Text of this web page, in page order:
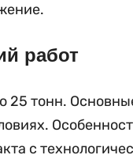
работ
25 тонн.
с